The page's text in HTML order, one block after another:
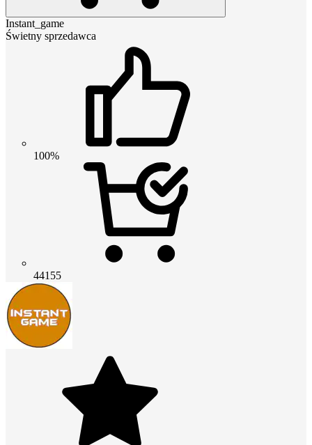
Instant_game
Świetny sprzedawca
100%
44155